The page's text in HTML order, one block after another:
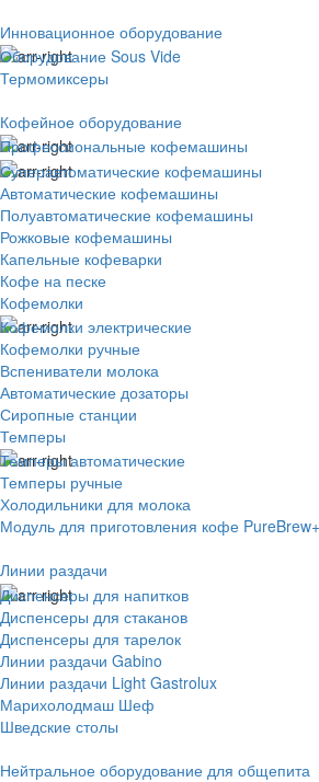
Инновационное оборудование
Оборудование Sous Vide
Термомиксеры
Кофейное оборудование
Профессиональные кофемашины
Суперавтоматические кофемашины
Автоматические кофемашины
Полуавтоматические кофемашины
Рожковые кофемашины
Капельные кофеварки
Кофе на песке
Кофемолки
Кофемолки электрические
Кофемолки ручные
Вспениватели молока
Автоматические дозаторы
Сиропные станции
Темперы
Темперы автоматические
Темперы ручные
Холодильники для молока
Модуль для приготовления кофе PureBrew+
Линии раздачи
Диспенсеры для напитков
Диспенсеры для стаканов
Диспенсеры для тарелок
Линии раздачи Gabino
Линии раздачи Light Gastrolux
Марихолодмаш Шеф
Шведские столы
Нейтральное оборудование для общепита